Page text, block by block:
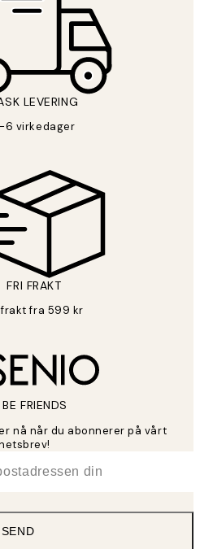
LEVERING
6 virkedager
FRI FRAKT
frakt fra 599 kr
BE FRIENDS
nå når du abonnerer på vårt
SEND